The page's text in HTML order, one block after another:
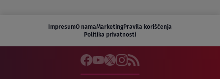
ImpresumO namaMarketingPravila korišćenja
Politika privatnosti